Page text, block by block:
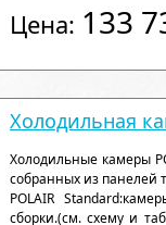
Цена: 133
Холодильная
Холодильные камеры
собранных из панелей
POLAIR
сборки.(см. схему и